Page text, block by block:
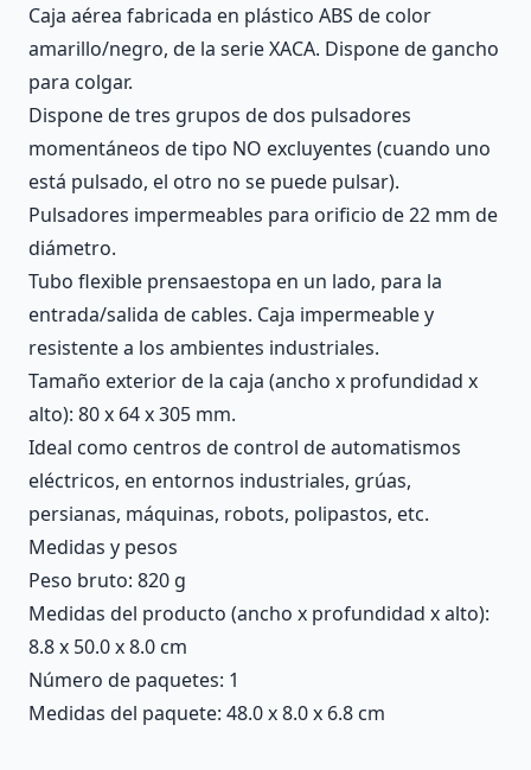
Caja aérea fabricada en plástico ABS de color
amarillo/negro, de la serie XACA. Dispone de gancho
para colgar.
Dispone de tres grupos de dos pulsadores
momentáneos de tipo NO excluyentes (cuando uno
está pulsado, el otro no se puede pulsar).
Pulsadores impermeables para orificio de 22 mm de
diámetro.
Tubo flexible prensaestopa en un lado, para la
entrada/salida de cables. Caja impermeable y
resistente a los ambientes industriales.
Tamaño exterior de la caja (ancho x profundidad x
alto): 80 x 64 x 305 mm.
Ideal como centros de control de automatismos
eléctricos, en entornos industriales, grúas,
persianas, máquinas, robots, polipastos, etc.
Medidas y pesos
Peso bruto: 820 g
Medidas del producto (ancho x profundidad x alto):
8.8 x 50.0 x 8.0 cm
Número de paquetes: 1
Medidas del paquete: 48.0 x 8.0 x 6.8 cm